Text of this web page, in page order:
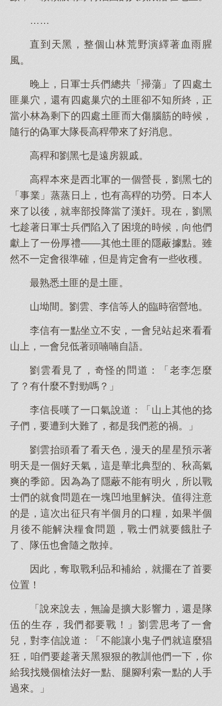
……
直到天黑，整個山林荒野演繹著血雨腥
風。
晚上，日軍士兵們總共「掃蕩」了四處土
匪巢穴，還有四處巢穴的土匪卻不知所終，正
當小林為剩下的四處土匪而大傷腦筋的時候，
隨行的偽軍大隊長高稈帶來了好消息。
高稈和劉黑七是遠房親戚。
高稈本來是西北軍的一個營長，劉黑七的
「事業」蒸蒸日上，也有高稈的功勞。日本人
來了以後，就率部投降當了漢奸。現在，劉黑
七趁著日軍士兵們陷入了困境的時候，向他們
獻上了一份厚禮——其他土匪的隱蔽據點。雖
然不一定會很準確，但是肯定會有一些收穫。
最熟悉土匪的是土匪。
山坳間。劉雲、李信等人的臨時宿營地。
李信有一點坐立不安，一會兒站起來看看
山上，一會兒低著頭喃喃自語。
劉雲看見了，奇怪的問道：「老李怎麼
了？有什麼不對勁嗎？」
李信長嘆了一口氣說道：「山上其他的捻
子們，要遭到大難了，都是我們惹的禍。」
劉雲抬頭看了看天色，漫天的星星預示著
明天是一個好天氣，這是華北典型的、秋高氣
爽的季節。因為為了隱蔽不能有明火，所以戰
士們的就食問題在一塊凹地里解決。值得注意
的是，這次出征只有半個月的口糧，如果半個
月後不能解決糧食問題，戰士們就要餓肚子
了、隊伍也會隨之散掉。
因此，奪取戰利品和補給，就擺在了首要
位置！
「說來說去，無論是擴大影響力，還是隊
伍的生存，我們都要戰！」劉雲思考了一會
兒，對李信說道：「不能讓小鬼子們就這麼猖
狂，咱們要趁著天黑狠狠的教訓他們一下，你
給我找幾個槍法好一點、腿腳利索一點的人手
過來。」